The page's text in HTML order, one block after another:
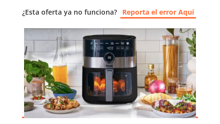
¿Esta oferta ya no funciona? Reporta el error Aquí